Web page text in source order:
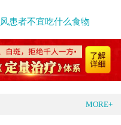
患者不宜吃什么食物
MORE+